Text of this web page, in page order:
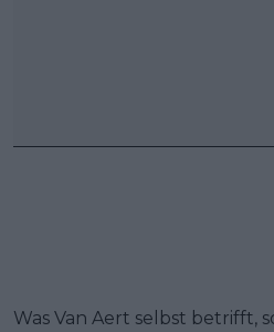
Was Van Aert selbst betrifft,